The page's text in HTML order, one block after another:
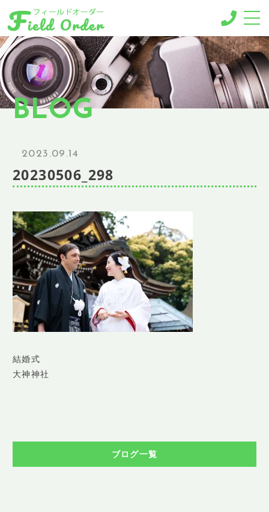
-MENU-
撮影メニュー
-BUSINESS MENU-
法人様向けメニュー
GALLERY
ギャラリー
ニュース
BLOG
ブログ
SHOP INFO
店舗情報
CONCEPT
コンセプト
プライバシーポリシー
BLOG
2023.09.14
20230506_298
結婚式
大神神社
ブログ一覧